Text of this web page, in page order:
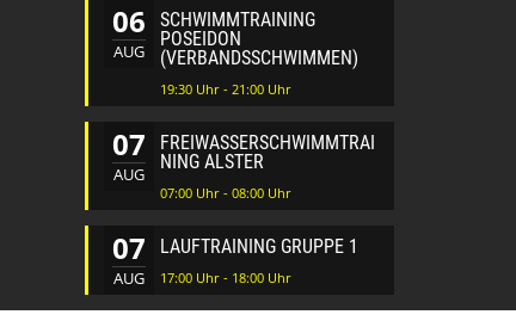
06
AUG
SCHWIMMTRAINING
POSEIDON
(VERBANDSSCHWIMMEN)
19:30 Uhr - 21:00 Uhr
07
AUG
FREIWASSERSCHWIMMTRAI
NING ALSTER
07:00 Uhr - 08:00 Uhr
07
AUG
LAUFTRAINING GRUPPE 1
17:00 Uhr - 18:00 Uhr